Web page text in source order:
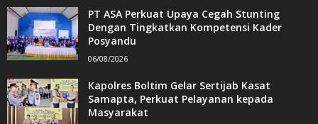
PT ASA Perkuat Upaya Cegah Stunting
Dengan Tingkatkan Kompetensi Kader
Posyandu
06/08/2026
Kapolres Boltim Gelar Sertijab Kasat
Samapta, Perkuat Pelayanan kepada
Masyarakat